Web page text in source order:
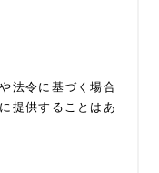
法令に基づく場合
提供することはあ